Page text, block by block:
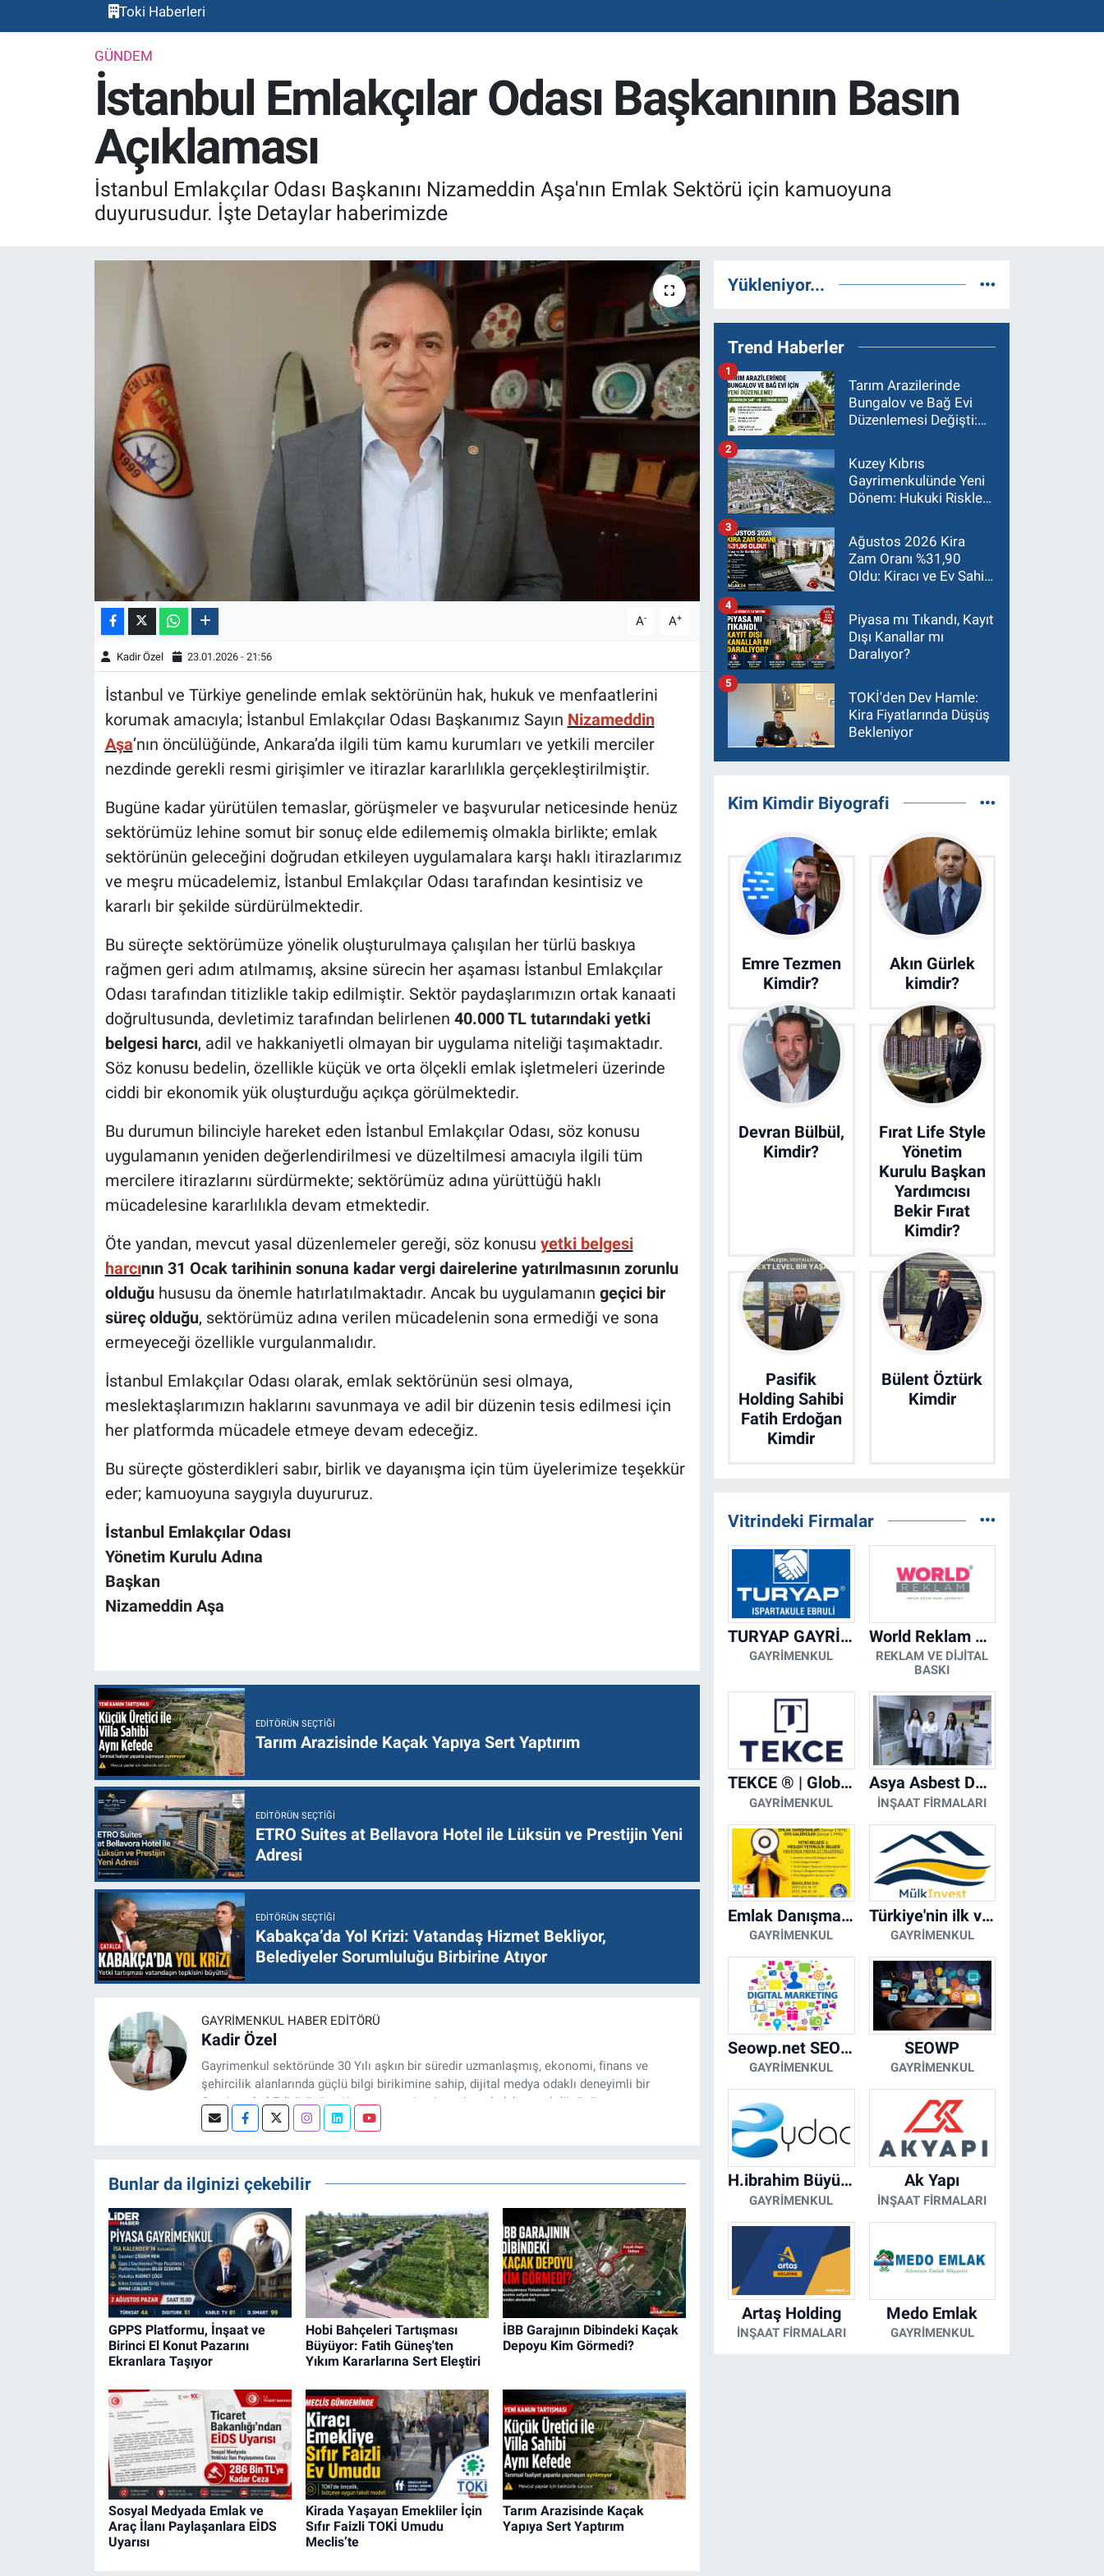
Toki Haberleri
GÜNDEM
İstanbul Emlakçılar Odası Başkanının Basın
Açıklaması
İstanbul Emlakçılar Odası Başkanını Nizameddin Aşa'nın Emlak Sektörü için kamuoyuna
duyurusudur. İşte Detaylar haberimizde
A- A+
Kadir Özel 23.01.2026 - 21:56
İstanbul ve Türkiye genelinde emlak sektörünün hak, hukuk ve menfaatlerini
korumak amacıyla; İstanbul Emlakçılar Odası Başkanımız Sayın Nizameddin
Aşa’nın öncülüğünde, Ankara’da ilgili tüm kamu kurumları ve yetkili merciler
nezdinde gerekli resmi girişimler ve itirazlar kararlılıkla gerçekleştirilmiştir.
Bugüne kadar yürütülen temaslar, görüşmeler ve başvurular neticesinde henüz
sektörümüz lehine somut bir sonuç elde edilememiş olmakla birlikte; emlak
sektörünün geleceğini doğrudan etkileyen uygulamalara karşı haklı itirazlarımız
ve meşru mücadelemiz, İstanbul Emlakçılar Odası tarafından kesintisiz ve
kararlı bir şekilde sürdürülmektedir.
Bu süreçte sektörümüze yönelik oluşturulmaya çalışılan her türlü baskıya
rağmen geri adım atılmamış, aksine sürecin her aşaması İstanbul Emlakçılar
Odası tarafından titizlikle takip edilmiştir. Sektör paydaşlarımızın ortak kanaati
doğrultusunda, devletimiz tarafından belirlenen 40.000 TL tutarındaki yetki
belgesi harcı, adil ve hakkaniyetli olmayan bir uygulama niteliği taşımaktadır.
Söz konusu bedelin, özellikle küçük ve orta ölçekli emlak işletmeleri üzerinde
ciddi bir ekonomik yük oluşturduğu açıkça görülmektedir.
Bu durumun bilinciyle hareket eden İstanbul Emlakçılar Odası, söz konusu
uygulamanın yeniden değerlendirilmesi ve düzeltilmesi amacıyla ilgili tüm
mercilere itirazlarını sürdürmekte; sektörümüz adına yürüttüğü haklı
mücadelesine kararlılıkla devam etmektedir.
Öte yandan, mevcut yasal düzenlemeler gereği, söz konusu yetki belgesi
harcının 31 Ocak tarihinin sonuna kadar vergi dairelerine yatırılmasının zorunlu
olduğuhususu da önemle hatırlatılmaktadır. Ancak bu uygulamanın geçici bir
süreç olduğu, sektörümüz adına verilen mücadelenin sona ermediği ve sona
ermeyeceği özellikle vurgulanmalıdır.
İstanbul Emlakçılar Odası olarak, emlak sektörünün sesi olmaya,
meslektaşlarımızın haklarını savunmaya ve adil bir düzenin tesis edilmesi için
her platformda mücadele etmeye devam edeceğiz.
Bu süreçte gösterdikleri sabır, birlik ve dayanışma için tüm üyelerimize teşekkür
eder; kamuoyuna saygıyla duyururuz.
İstanbul Emlakçılar Odası
Yönetim Kurulu Adına
Başkan
Nizameddin Aşa
EDITÖRÜN SEÇTIĞI
Tarım Arazisinde Kaçak Yapıya Sert Yaptırım
EDITÖRÜN SEÇTIĞI
ETRO Suites at Bellavora Hotel ile Lüksün ve Prestijin Yeni
Adresi
EDITÖRÜN SEÇTIĞI
Kabakça’da Yol Krizi: Vatandaş Hizmet Bekliyor,
Belediyeler Sorumluluğu Birbirine Atıyor
GAYRIMENKUL HABER EDITÖRÜ
Kadir Özel
Gayrimenkul sektöründe 30 Yılı aşkın bir süredir uzmanlaşmış, ekonomi, finans ve
şehircilik alanlarında güçlü bilgi birikimine sahip, dijital medya odaklı deneyimli bir
Gayrimenkul Editörüyüm. Konut, arsa, ticari gayrimenkul, kentsel dönüşüm ve yatırım
projeleri üzerine haber, analiz ve özel dosyalar hazırlama konusunda yetkinim.
Bunlar da ilginizi çekebilir
GPPS Platformu, İnşaat ve
Birinci El Konut Pazarını
Ekranlara Taşıyor
Hobi Bahçeleri Tartışması
Büyüyor: Fatih Güneş'ten
Yıkım Kararlarına Sert Eleştiri
İBB Garajının Dibindeki Kaçak
Depoyu Kim Görmedi?
Sosyal Medyada Emlak ve
Araç İlanı Paylaşanlara EİDS
Uyarısı
Kirada Yaşayan Emekliler İçin
Sıfır Faizli TOKİ Umudu
Meclis’te
Tarım Arazisinde Kaçak
Yapıya Sert Yaptırım
Yükleniyor...
Trend Haberler
Tarım Arazilerinde
Bungalov ve Bağ Evi
Düzenlemesi Değişti:
Dönüme İndirildi
1
Kuzey Kıbrıs
Gayrimenkulünde Yeni
Dönem: Hukuki Riskler
Değiştiriyor
2
Ağustos 2026 Kira
Zam Oranı %31,90
Oldu: Kiracı ve Ev Sahibi
3
Piyasa mı Tıkandı, Kayıt
Dışı Kanallar mı
Daralıyor?
4
TOKİ'den Dev Hamle:
Kira Fiyatlarında Düşüş
Bekleniyor
5
Kim Kimdir Biyografi
Emre Tezmen
Kimdir?
Akın Gürlek
kimdir?
Devran Bülbül,
Kimdir?
Fırat Life Style
Yönetim
Kurulu Başkan
Yardımcısı
Bekir Fırat
Kimdir?
Pasifik
Holding Sahibi
Fatih Erdoğan
Kimdir
Bülent Öztürk
Kimdir
Vitrindeki Firmalar
TURYAP GAYRİMENKUL DANIŞMANLIK HİZMETLERİ
GAYRIMENKUL
World Reklam Copy Center
REKLAM VE DIJITAL
BASKI
TEKCE ® | Global Gayrimenkul Şirketi
GAYRIMENKUL
Asya Asbest Danışmanlık - Asbest Söküm ve Asbest Raporu
İNŞAAT FIRMALARI
Emlak Danışmanı Seviye 5 Mesleki Yeterlilik Belgesi
GAYRIMENKUL
Türkiye'nin ilk ve tek yapay zeka destekli arsa ilan platformu
GAYRIMENKUL
Seowp.net SEO Hizmetleri
GAYRIMENKUL
SEOWP
GAYRIMENKUL
H.ibrahim Büyükacar
GAYRIMENKUL
Ak Yapı
İNŞAAT FIRMALARI
Artaş Holding
İNŞAAT FIRMALARI
Medo Emlak
GAYRIMENKUL